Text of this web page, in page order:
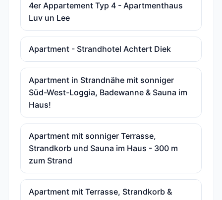
4er Appartement Typ 4 - Apartmenthaus
Luv un Lee
Apartment - Strandhotel Achtert Diek
Apartment in Strandnähe mit sonniger
Süd-West-Loggia, Badewanne & Sauna im
Haus!
Apartment mit sonniger Terrasse,
Strandkorb und Sauna im Haus - 300 m
zum Strand
Apartment mit Terrasse, Strandkorb &